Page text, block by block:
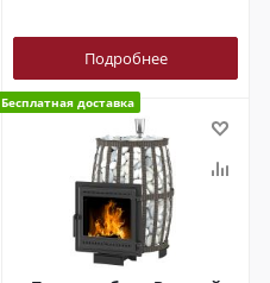
Подробнее
Бесплатная доставка